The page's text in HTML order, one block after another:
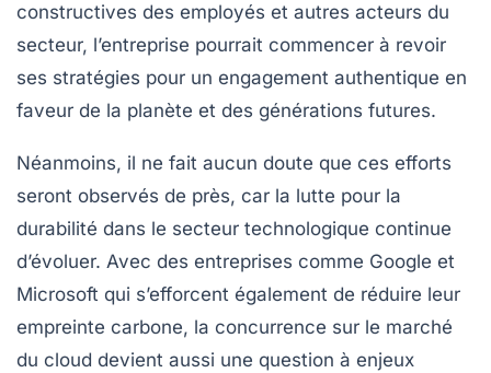
constructives des employés et autres acteurs du
secteur, l’entreprise pourrait commencer à revoir
ses stratégies pour un engagement authentique en
faveur de la planète et des générations futures.
Néanmoins, il ne fait aucun doute que ces efforts
seront observés de près, car la lutte pour la
durabilité dans le secteur technologique continue
d’évoluer. Avec des entreprises comme Google et
Microsoft qui s’efforcent également de réduire leur
empreinte carbone, la concurrence sur le marché
du cloud devient aussi une question à enjeux